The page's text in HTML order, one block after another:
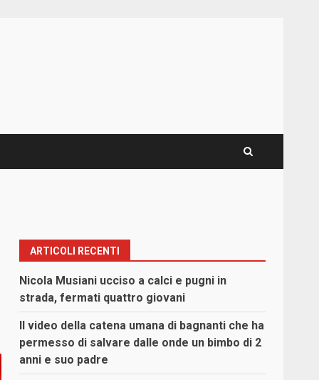
ARTICOLI RECENTI
Nicola Musiani ucciso a calci e pugni in
strada, fermati quattro giovani
Il video della catena umana di bagnanti che ha
permesso di salvare dalle onde un bimbo di 2
anni e suo padre